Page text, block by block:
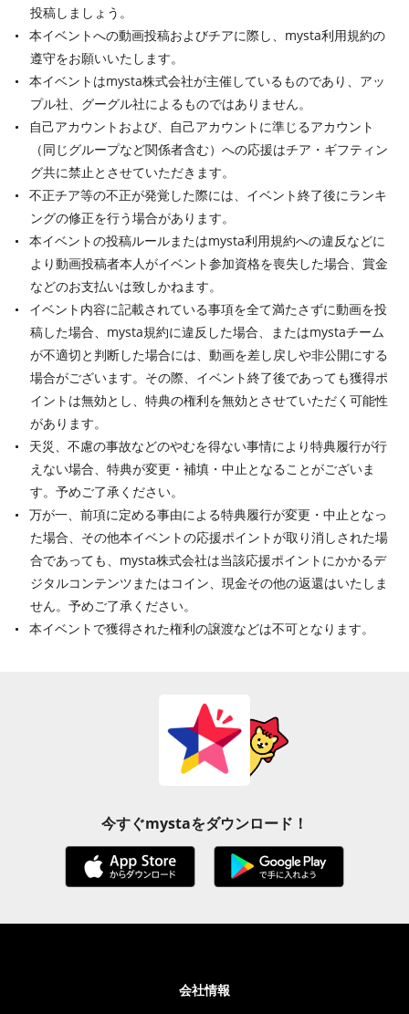
投稿しましょう。
本イベントへの動画投稿およびチアに際し、mysta利用規約の
遵守をお願いいたします。
本イベントはmysta株式会社が主催しているものであり、アッ
プル社、グーグル社によるものではありません。
自己アカウントおよび、自己アカウントに準じるアカウント
（同じグループなど関係者含む）への応援はチア・ギフティン
グ共に禁止とさせていただきます。
不正チア等の不正が発覚した際には、イベント終了後にランキ
ングの修正を行う場合があります。
本イベントの投稿ルールまたはmysta利用規約への違反などに
より動画投稿者本人がイベント参加資格を喪失した場合、賞金
などのお支払いは致しかねます。
イベント内容に記載されている事項を全て満たさずに動画を投
稿した場合、mysta規約に違反した場合、またはmystaチーム
が不適切と判断した場合には、動画を差し戻しや非公開にする
場合がございます。その際、イベント終了後であっても獲得ポ
イントは無効とし、特典の権利を無効とさせていただく可能性
があります。
天災、不慮の事故などのやむを得ない事情により特典履行が行
えない場合、特典が変更・補填・中止となることがございま
す。予めご了承ください。
万が一、前項に定める事由による特典履行が変更・中止となっ
た場合、その他本イベントの応援ポイントが取り消しされた場
合であっても、mysta株式会社は当該応援ポイントにかかるデ
ジタルコンテンツまたはコイン、現金その他の返還はいたしま
せん。予めご了承ください。
本イベントで獲得された権利の譲渡などは不可となります。
今すぐmystaをダウンロード！
会社情報